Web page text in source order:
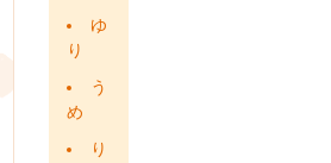
ゆ
り
う
め
り